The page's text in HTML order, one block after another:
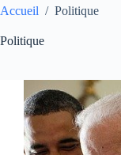
Accueil / Politique
Politique